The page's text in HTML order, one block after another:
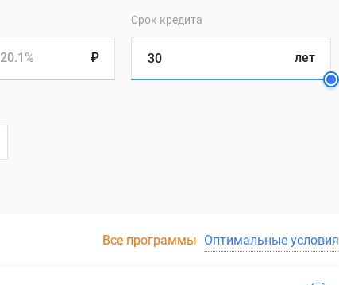
₽
20.1%
Срок кредита
лет
Все программы Оптимальные условия